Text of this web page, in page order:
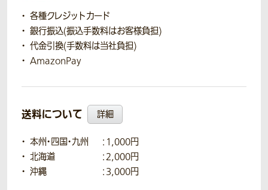
各種クレジットカード
銀行振込(振込手数料はお客様負担)
代金引換(手数料は当社負担)
AmazonPay
送料について 詳細
本州・四国・九州
：1,000円
北海道
：2,000円
沖縄
：3,000円